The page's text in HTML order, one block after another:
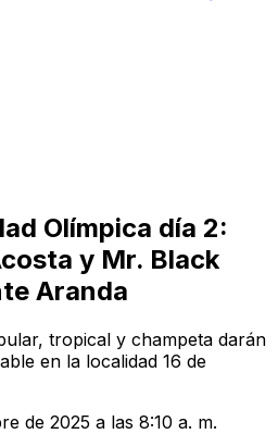
Olímpica día 2:
y Mr. Black
Aranda
tropical y champeta darán
en la localidad 16 de
de 2025 a las 8:10 a. m.